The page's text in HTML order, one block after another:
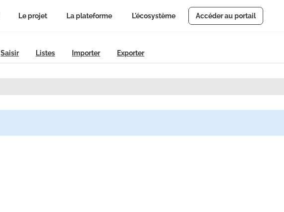
Le projet La plateforme L'écosystème Accéder au portail
Saisir Listes Importer Exporter